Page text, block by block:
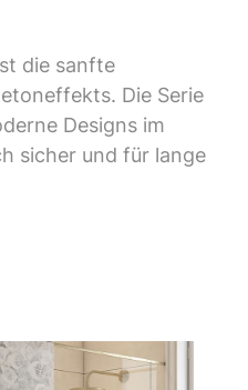
die sanfte
Die Serie
Designs im
sicher und für lange